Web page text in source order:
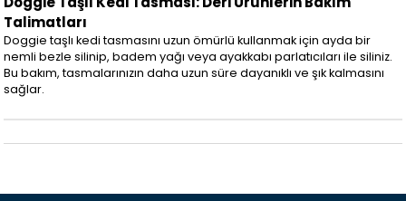
Talimatları
Doggie taşlı kedi tasmasını uzun ömürlü kullanmak için ayda bir
nemli bezle silinip, badem yağı veya ayakkabı parlatıcıları ile siliniz.
Bu bakım, tasmalarınızın daha uzun süre dayanıklı ve şık kalmasını
sağlar.